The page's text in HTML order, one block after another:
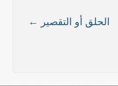
الحلق أو التقصير ←